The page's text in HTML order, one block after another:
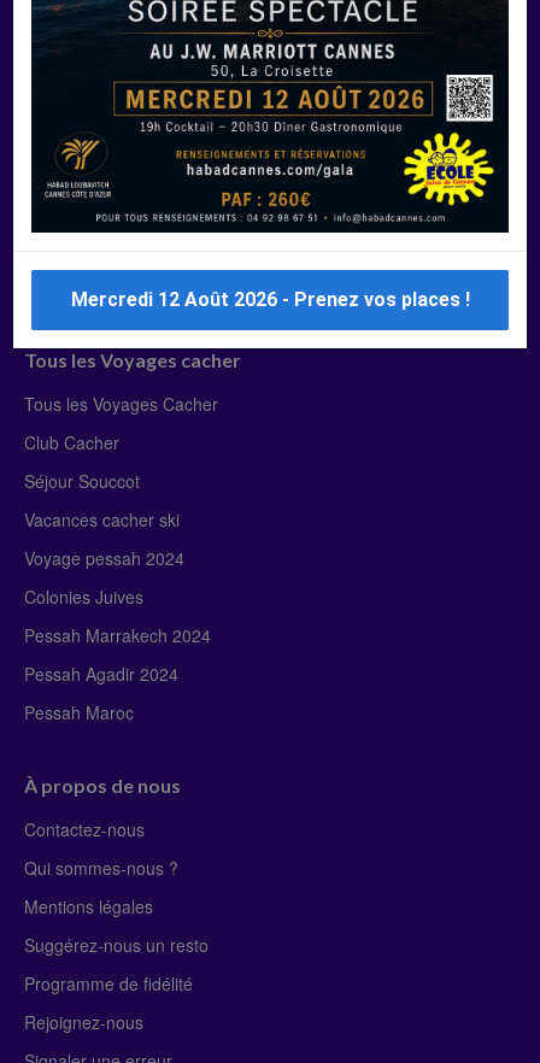
Manger Cacher
Liste des restaurants cacher
Restaurants cacher à Paris
Restaurants cacher à Deauville
Restaurants cacher à Lyon
Restaurants cacher à Marseille
Restaurants cacher Dubaï
Tous les Voyages cacher
Tous les Voyages Cacher
Club Cacher
Séjour Souccot
Vacances cacher ski
Voyage pessah 2024
Colonies Juives
Pessah Marrakech 2024
Pessah Agadir 2024
Pessah Maroc
À propos de nous
Contactez-nous
Qui sommes-nous ?
Mentions légales
Suggérez-nous un resto
Programme de fidélité
Rejoignez-nous
Mercredi 12 Août 2026 - Prenez vos places !